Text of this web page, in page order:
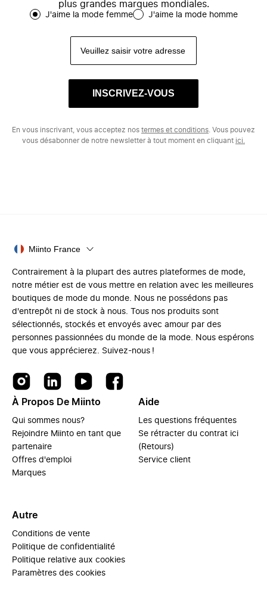
plus grandes marques mondiales.
J'aime la mode femme J'aime la mode homme
INSCRIVEZ-VOUS
En vous inscrivant, vous acceptez nos termes et conditions . Vous pouvez
vous désabonner de notre newsletter à tout moment en cliquant ici.
Miinto France
Contrairement à la plupart des autres plateformes de mode,
notre métier est de vous mettre en relation avec les meilleures
boutiques de mode du monde. Nous ne possédons pas
d'entrepôt ni de stock à nous. Tous nos produits sont
sélectionnés, stockés et envoyés avec amour par des
personnes passionnées du monde de la mode. Nous espérons
que vous apprécierez. Suivez-nous !
À Propos De Miinto
Qui sommes nous?
Rejoindre Miinto en tant que
partenaire
Offres d'emploi
Marques
Aide
Les questions fréquentes
Se rétracter du contrat ici
(Retours)
Service client
Autre
Conditions de vente
Politique de confidentialité
Politique relative aux cookies
Paramètres des cookies